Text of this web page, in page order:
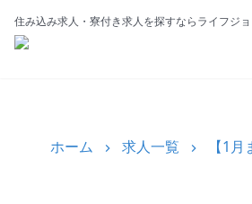
住み込み求人・寮付き求人を探すならライフジ
ホーム 求人一覧 【1